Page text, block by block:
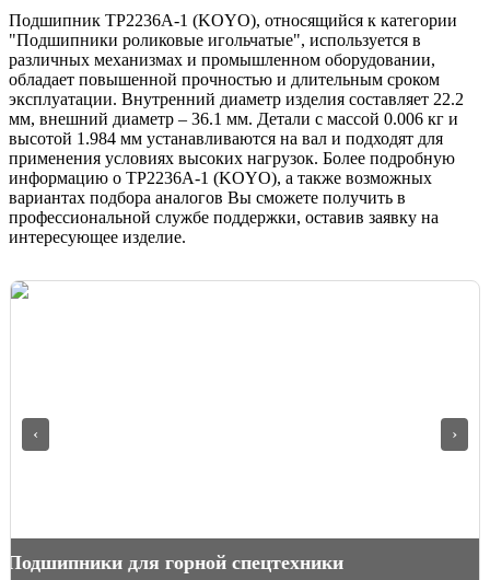
Подшипник TP2236A-1 (KOYO), относящийся к категории
"Подшипники роликовые игольчатые", используется в
различных механизмах и промышленном оборудовании,
обладает повышенной прочностью и длительным сроком
эксплуатации. Внутренний диаметр изделия составляет 22.2
мм, внешний диаметр – 36.1 мм. Детали с массой 0.006 кг и
высотой 1.984 мм устанавливаются на вал и подходят для
применения условиях высоких нагрузок. Более подробную
информацию о TP2236A-1 (KOYO), а также возможных
вариантах подбора аналогов Вы сможете получить в
профессиональной службе поддержки, оставив заявку на
интересующее изделие.
Как измерить подшипник
‹ ›